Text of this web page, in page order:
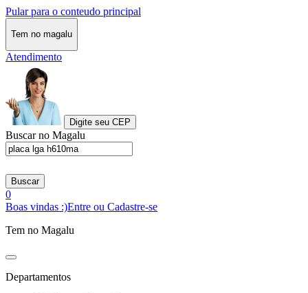
Pular para o conteudo principal
Tem no magalu
Atendimento
Digite seu CEP
Buscar no Magalu
Buscar
0
Boas vindas :)Entre ou Cadastre-se
Tem no Magalu
Departamentos